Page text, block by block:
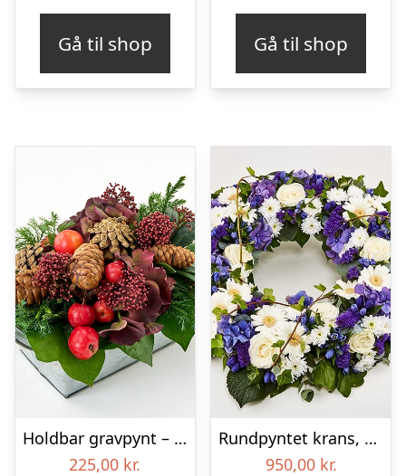
Gå til shop Gå til shop
Holdbar gravpynt – Blomster til begravelse
225,00 kr.
Rundpyntet krans, blå og hvid – Blomster til begravelse
950,00 kr.